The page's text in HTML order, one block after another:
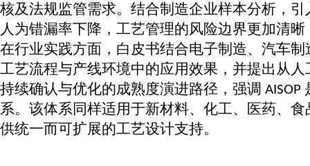
核及法规监管需求。结合制造企业样本分析，
人为错漏率下降，工艺管理的风险边界更加清
在行业实践方面，白皮书结合电子制造、汽车
工艺流程与产线环境中的应用效果，并提出从
持续确认与优化的成熟度演进路径，强调 AISOP
系。该体系同样适用于新材料、化工、医药、
供统一而可扩展的工艺设计支持。